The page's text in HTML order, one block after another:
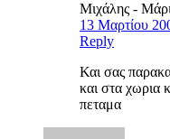
Μιχάλης -
13 Μαρτίου
Reply
Και σας
και στα χωρια
πεταμα